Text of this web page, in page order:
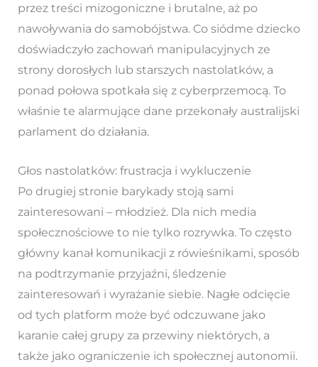
przez treści mizogoniczne i brutalne, aż po
nawoływania do samobójstwa. Co siódme dziecko
doświadczyło zachowań manipulacyjnych ze
strony dorosłych lub starszych nastolatków, a
ponad połowa spotkała się z cyberprzemocą. To
właśnie te alarmujące dane przekonały australijski
parlament do działania.
Głos nastolatków: frustracja i wykluczenie
Po drugiej stronie barykady stoją sami
zainteresowani – młodzież. Dla nich media
społecznościowe to nie tylko rozrywka. To często
główny kanał komunikacji z rówieśnikami, sposób
na podtrzymanie przyjaźni, śledzenie
zainteresowań i wyrażanie siebie. Nagłe odcięcie
od tych platform może być odczuwane jako
karanie całej grupy za przewiny niektórych, a
także jako ograniczenie ich społecznej autonomii.